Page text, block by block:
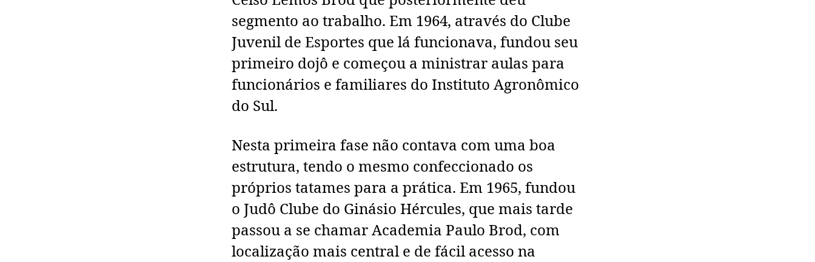
segmento ao trabalho. Em 1964, através do Clube
Juvenil de Esportes que lá funcionava, fundou seu
primeiro dojô e começou a ministrar aulas para
funcionários e familiares do Instituto Agronômico
do Sul.
Nesta primeira fase não contava com uma boa
estrutura, tendo o mesmo confeccionado os
próprios tatames para a prática. Em 1965, fundou
o Judô Clube do Ginásio Hércules, que mais tarde
passou a se chamar Academia Paulo Brod, com
localização mais central e de fácil acesso na